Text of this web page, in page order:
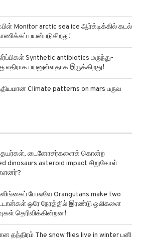
Monitor arctic sea ice ஆர்க்டிக்கில் கடல்
பயன்படுகிறது!
Synthetic antibiotics மருந்து-
எதிராக பயனுள்ளதாக இருக்கிறது!
Climate patterns on mars பருவ
dinosaurs asteroid impact சிறுகோள்
போலவே Orangutans make two
ஒரே நேரத்தில் இரண்டு ஒலிகளை
தெரிவிக்கின்றன!
தந்திரம் The snow flies live in winter பனி
உதவுகிறது.